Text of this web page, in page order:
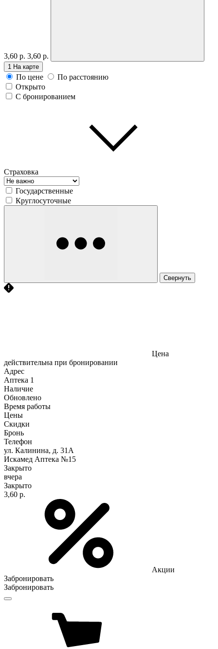
3,60 р. 3,60 р.
1 На карте
По цене
По расстоянию
Открыто
С бронированием
Страховка
Государственные
Круглосуточные
Свернуть
Цена
действительна при бронировании
Адрес
Аптека 1
Наличие
Обновлено
Время работы
Цены
Скидки
Бронь
Телефон
ул. Калинина, д. 31А
Искамед Аптека №15
Закрыто
вчера
Закрыто
3,60 р.
Акции
Забронировать
Забронировать